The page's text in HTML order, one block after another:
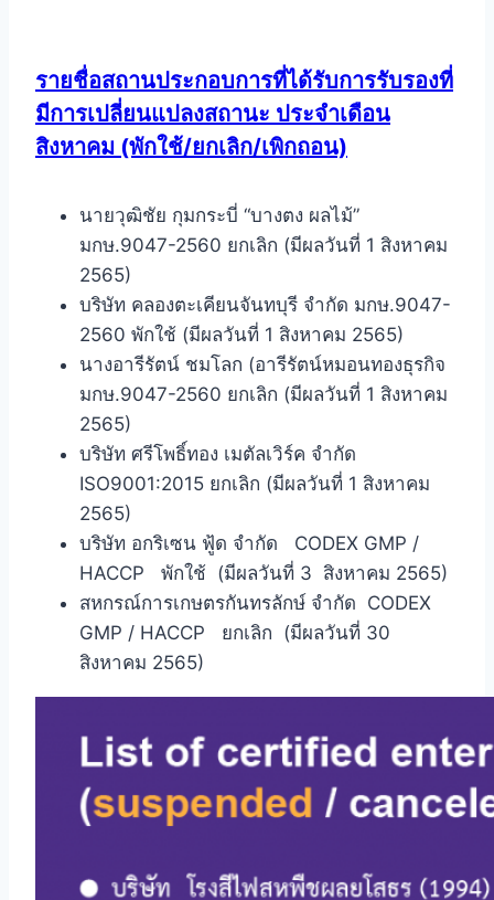
รายชื่อสถานประกอบการที่ได้รับการรับรองที่
มีการเปลี่ยนแปลงสถานะ ประจำเดือน
สิงหาคม (พักใช้/ยกเลิก/เพิกถอน)
นายวุฒิชัย กุมกระบี่ “บางตง ผลไม้”
มกษ.9047-2560 ยกเลิก (มีผลวันที่ 1 สิงหาคม
2565)
บริษัท คลองตะเคียนจันทบุรี จำกัด มกษ.9047-
2560 พักใช้ (มีผลวันที่ 1 สิงหาคม 2565)
นางอารีรัตน์ ชมโลก (อารีรัตน์หมอนทองธุรกิจ
มกษ.9047-2560 ยกเลิก (มีผลวันที่ 1 สิงหาคม
2565)
บริษัท ศรีโพธิ์ทอง เมตัลเวิร์ค จำกัด
ISO9001:2015 ยกเลิก (มีผลวันที่ 1 สิงหาคม
2565)
บริษัท อกริเซน ฟู้ด จำกัด CODEX GMP /
HACCP พักใช้ (มีผลวันที่ 3 สิงหาคม 2565)
สหกรณ์การเกษตรกันทรลักษ์ จำกัด CODEX
GMP / HACCP ยกเลิก (มีผลวันที่ 30
สิงหาคม 2565)